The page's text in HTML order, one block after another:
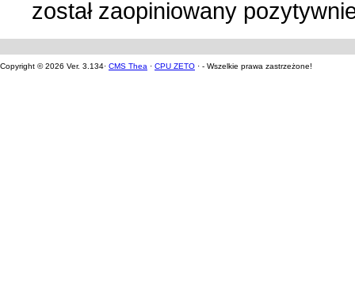
został zaopiniowany
Copyright © 2026 Ver. 3.134· CMS Thea · CPU ZETO · - Wszelkie prawa zastrzeżone!